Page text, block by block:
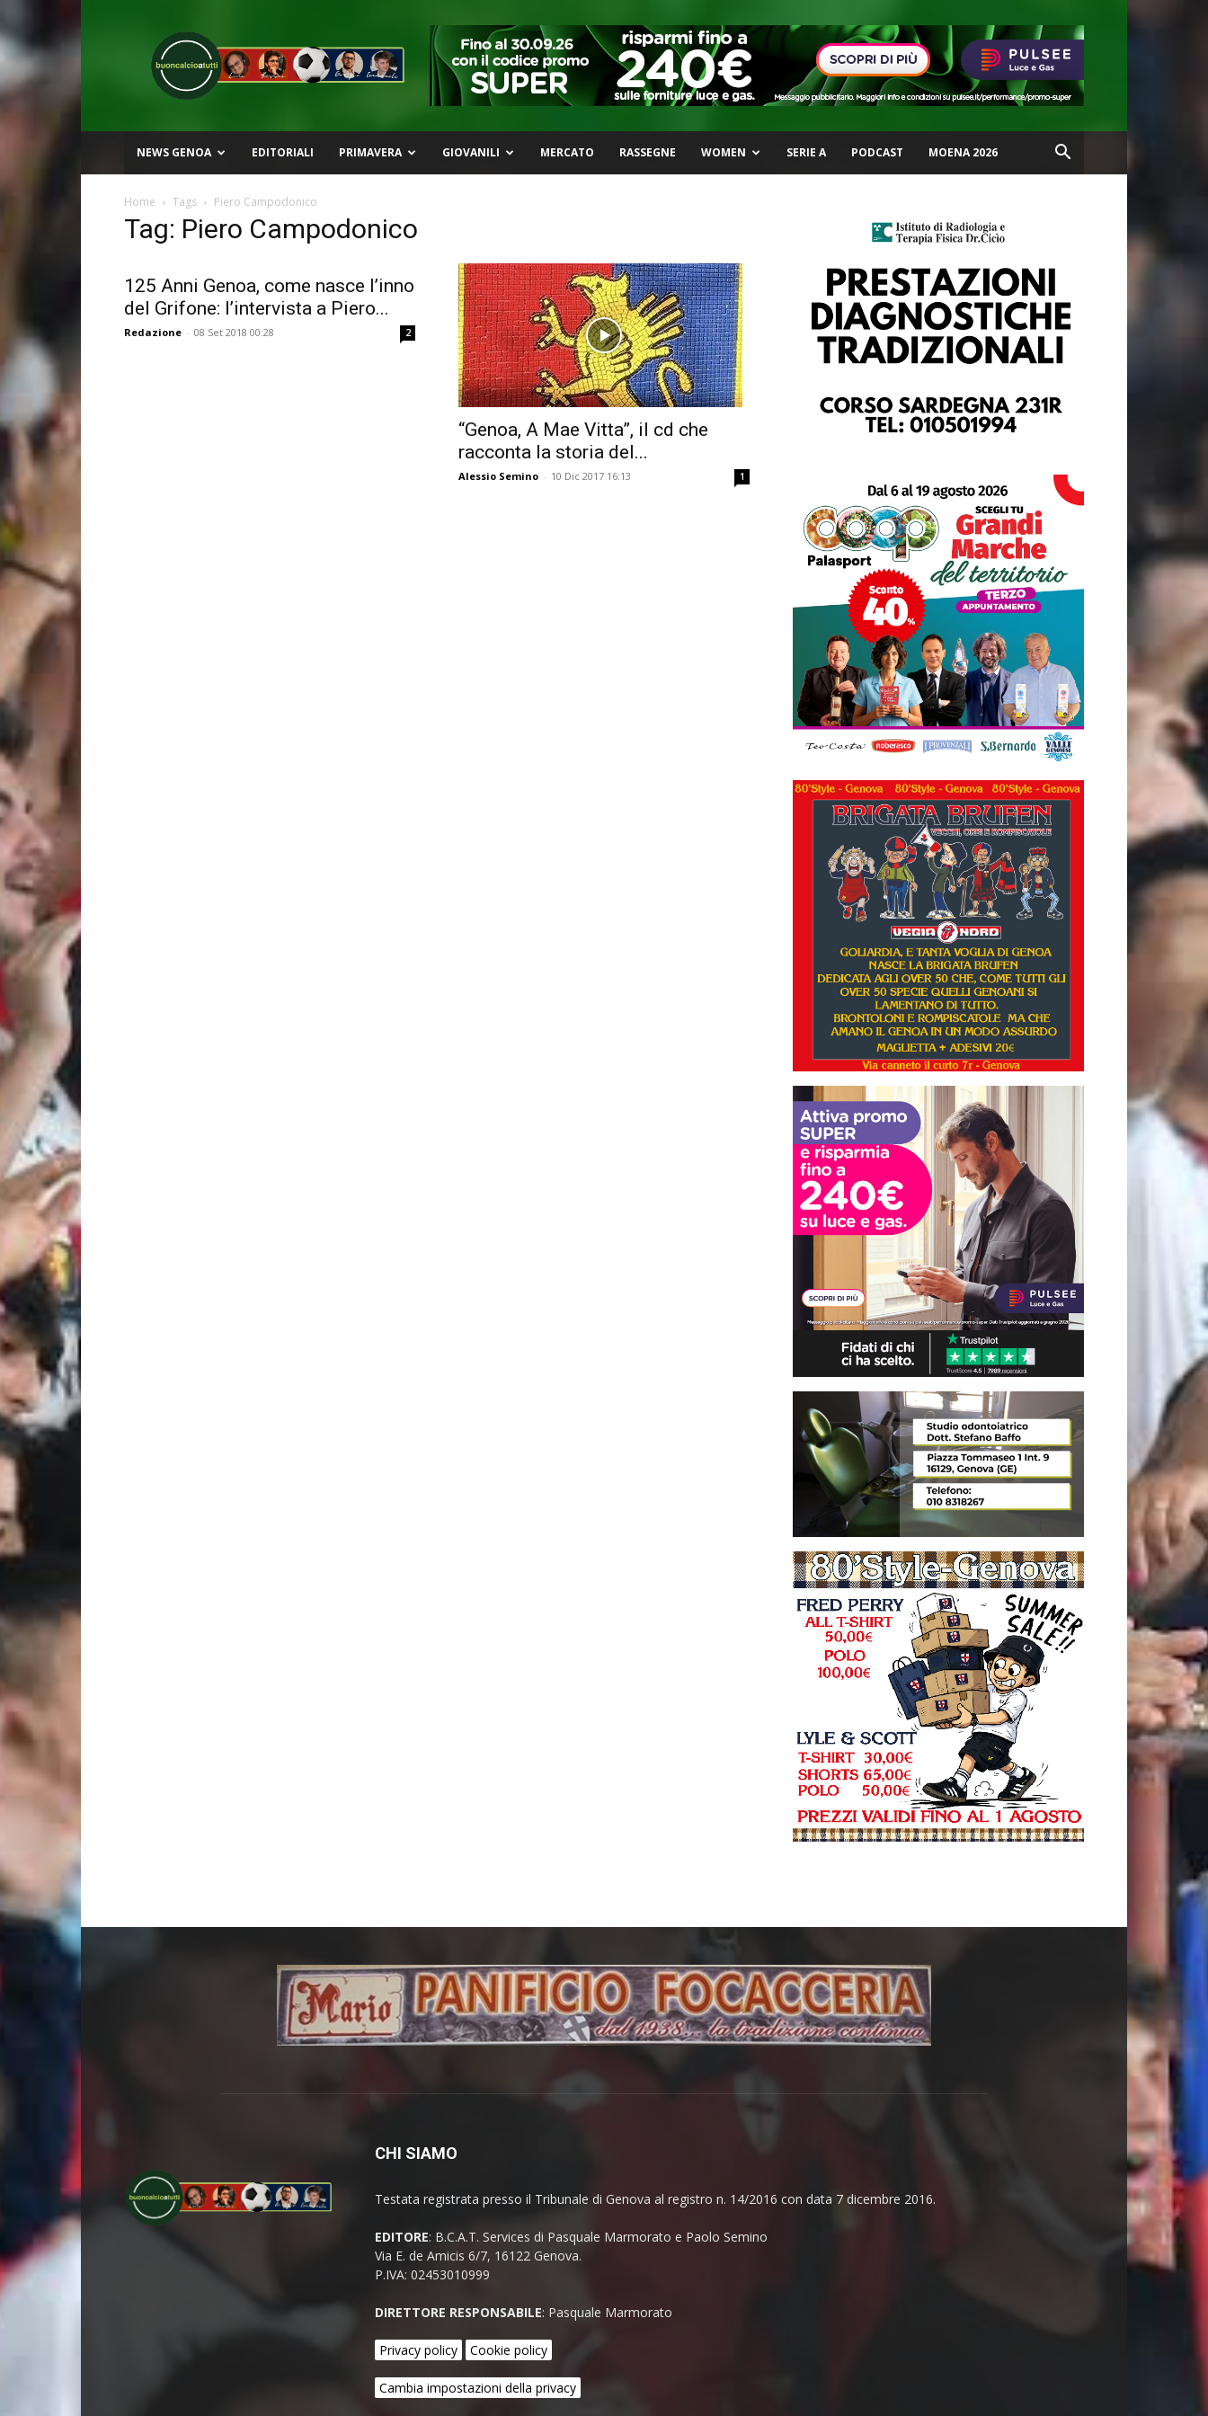
Buon
Calcio
a
Tutti
NEWS GENOA EDITORIALI PRIMAVERA GIOVANILI MERCATO RASSEGNE WOMEN SERIE A PODCAST MOENA 2026
Home Tags Piero Campodonico
Tag: Piero Campodonico
125 Anni Genoa, come nasce l’inno
del Grifone: l’intervista a Piero...
Redazione - 08 Set 2018 00:28 2
“Genoa, A Mae Vitta”, il cd che
racconta la storia del...
Alessio Semino - 10 Dic 2017 16:13 1
CHI SIAMO
Testata registrata presso il Tribunale di Genova al registro n. 14/2016 con data 7 dicembre 2016.
EDITORE: B.C.A.T. Services di Pasquale Marmorato e Paolo Semino
Via E. de Amicis 6/7, 16122 Genova.
P.IVA: 02453010999
DIRETTORE RESPONSABILE: Pasquale Marmorato
Privacy policy Cookie policy
Cambia impostazioni della privacy